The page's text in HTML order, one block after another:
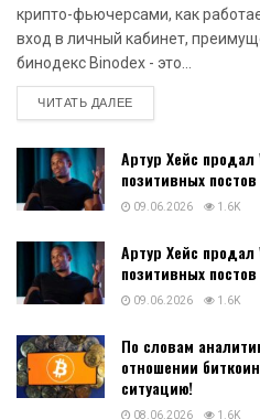
крипто-фьючерсами, как
вход в личный кабинет,
бинодекс Binodex - это...
ЧИТАТЬ ДАЛЕЕDETAILS
Артур Хейс продал
позитивных постов
09.06.2026 1.6K
Артур Хейс продал
позитивных постов
09.06.2026 1.6K
По словам
отношении
ситуацию!
08.06.2026 1.6K